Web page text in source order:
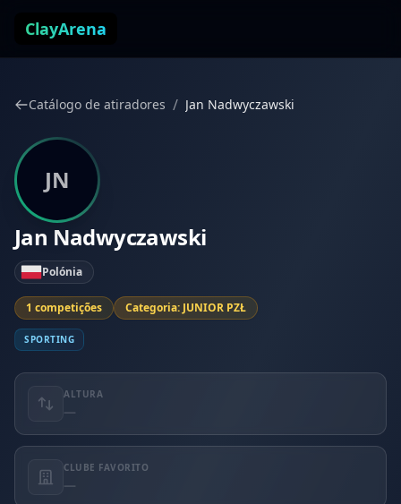
ClayArena
Catálogo de atiradores / Jan Nadwyczawski
JN
Jan Nadwyczawski
Polónia
1 competições Categoria: JUNIOR PZŁ
SPORTING
ALTURA
—
CLUBE FAVORITO
—